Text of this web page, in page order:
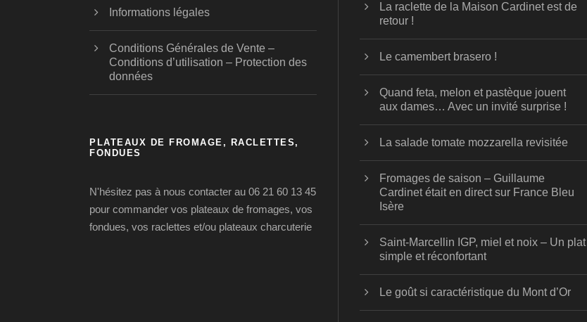
Informations légales
Conditions Générales de Vente –
Conditions d’utilisation – Protection des
données
PLATEAUX DE FROMAGE, RACLETTES,
FONDUES
N'hésitez pas à nous contacter au 06 21 60 13 45
pour commander vos plateaux de fromages, vos
fondues, vos raclettes et/ou plateaux charcuterie
La raclette de la Maison Cardinet est de
retour !
Le camembert brasero !
Quand feta, melon et pastèque jouent
aux dames… Avec un invité surprise !
La salade tomate mozzarella revisitée
Fromages de saison – Guillaume
Cardinet était en direct sur France Bleu
Isère
Saint-Marcellin IGP, miel et noix – Un plat
simple et réconfortant
Le goût si caractéristique du Mont d’Or